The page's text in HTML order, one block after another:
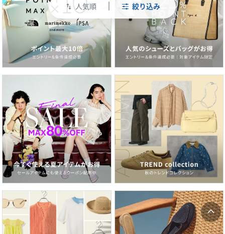
swap_vert 人気順 絞り込み